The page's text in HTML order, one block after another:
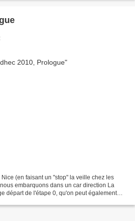
(en faisant un "stop" la veille chez les
embarquons dans un car direction La
départ de l'étape 0, qu'on peut également